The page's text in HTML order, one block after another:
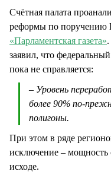
Счётная палата
реформы по поручению
«Парламентская газета»
заявил, что
пока не справляется:
– Уровень
более 90% по-
полигоны.
При этом в ряде
исключение –
исходе.